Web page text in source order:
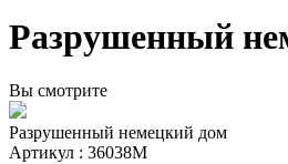
Разрушенный
Вы смотрите
Разрушенный немецкий дом
Артикул : 36038М